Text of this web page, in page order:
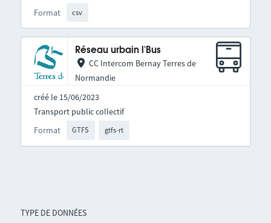
TYPE DE DONNÉES
Format csv
Réseau urbain l'Bus
CC Intercom Bernay Terres de
Normandie
créé le 15/06/2023
Format GTFS gtfs-rt
Transport public collectif